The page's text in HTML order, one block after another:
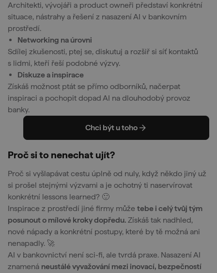
Architekti, vývojáři a product owneři představí konkrétní
situace, nástrahy a řešení z nasazení AI v bankovním
prostředí.
Networking na úrovni
Sdílej zkušenosti, ptej se, diskutuj a rozšiř si síť kontaktů
s lidmi, kteří řeší podobné výzvy.
Diskuze a inspirace
Získáš možnost ptát se přímo odborníků, načerpat
inspiraci a pochopit dopad AI na dlouhodobý provoz
banky.
Chci být u toho
Proč si to nenechat ujít?
Proč si vyšlapávat cestu úplně od nuly, když někdo jiný už
si prošel stejnými výzvami a je ochotný ti naservírovat
konkrétní lessons learned? 🙂
Inspirace z prostředí jiné firmy může tebe i celý tvůj tým
posunout o mílové kroky dopředu. Získáš tak nadhled,
nové nápady a konkrétní postupy, které by tě možná ani
nenapadly. 🚀
AI v bankovnictví není sci-fi, ale tvrdá praxe. Nasazení AI
znamená neustálé vyvažování mezi inovací, bezpečností